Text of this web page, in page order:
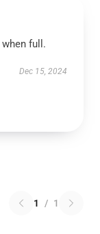
when full.
Dec 15, 2024
1 / 1